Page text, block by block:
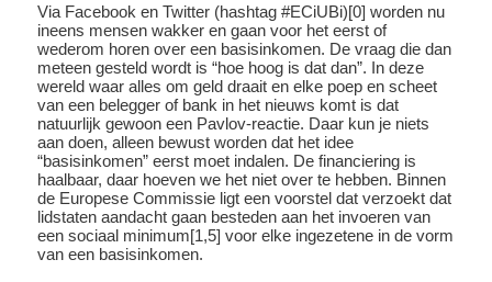
Via Facebook en Twitter (hashtag #ECiUBi)[0] worden nu
ineens mensen wakker en gaan voor het eerst of
wederom horen over een basisinkomen. De vraag die dan
meteen gesteld wordt is “hoe hoog is dat dan”. In deze
wereld waar alles om geld draait en elke poep en scheet
van een belegger of bank in het nieuws komt is dat
natuurlijk gewoon een Pavlov-reactie. Daar kun je niets
aan doen, alleen bewust worden dat het idee
“basisinkomen” eerst moet indalen. De financiering is
haalbaar, daar hoeven we het niet over te hebben. Binnen
de Europese Commissie ligt een voorstel dat verzoekt dat
lidstaten aandacht gaan besteden aan het invoeren van
een sociaal minimum[1,5] voor elke ingezetene in de vorm
van een basisinkomen.